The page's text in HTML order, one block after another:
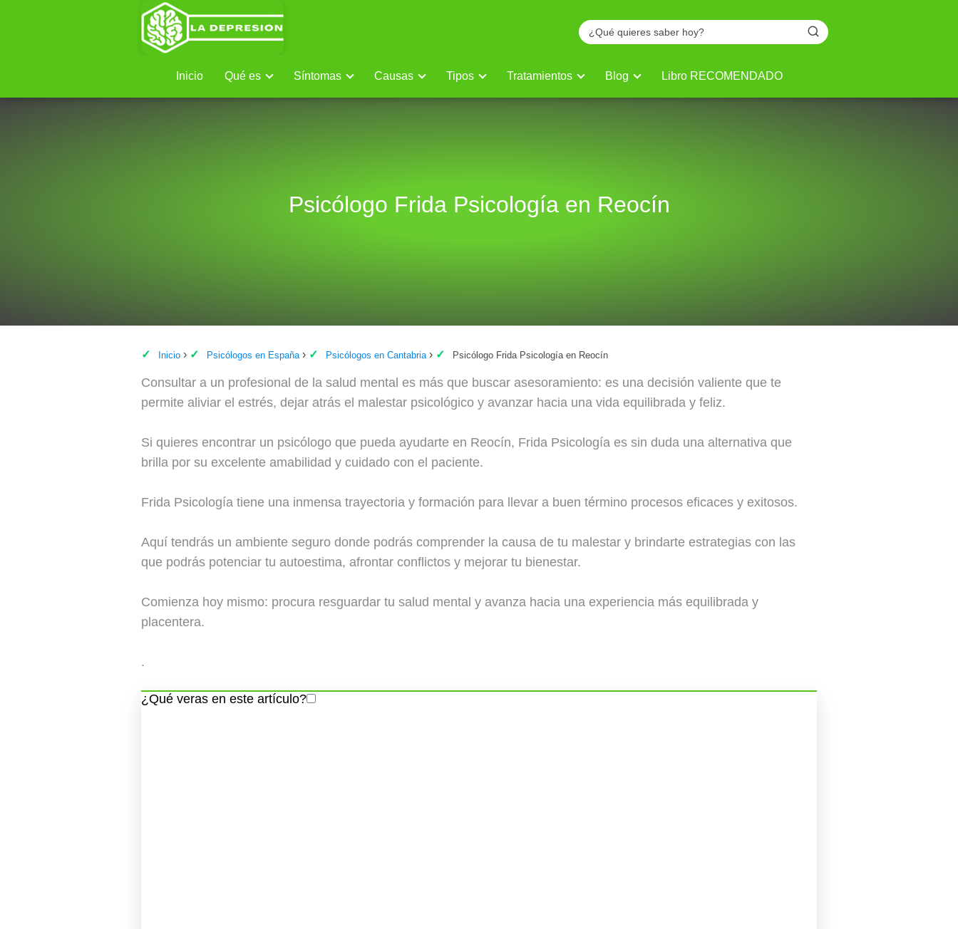
Inicio Qué es Síntomas Causas Tipos Tratamientos Blog Libro RECOMENDADO
Psicólogo Frida Psicología en Reocín
Inicio Psicólogos en España Psicólogos en Cantabria Psicólogo Frida Psicología en Reocín
Consultar a un profesional de la salud mental es más que buscar asesoramiento: es una decisión valiente que te
permite aliviar el estrés, dejar atrás el malestar psicológico y avanzar hacia una vida equilibrada y feliz.
Si quieres encontrar un psicólogo que pueda ayudarte en Reocín, Frida Psicología es sin duda una alternativa que
brilla por su excelente amabilidad y cuidado con el paciente.
Frida Psicología tiene una inmensa trayectoria y formación para llevar a buen término procesos eficaces y exitosos.
Aquí tendrás un ambiente seguro donde podrás comprender la causa de tu malestar y brindarte estrategias con las
que podrás potenciar tu autoestima, afrontar conflictos y mejorar tu bienestar.
Comienza hoy mismo: procura resguardar tu salud mental y avanza hacia una experiencia más equilibrada y
placentera.
.
¿Qué veras en este artículo?